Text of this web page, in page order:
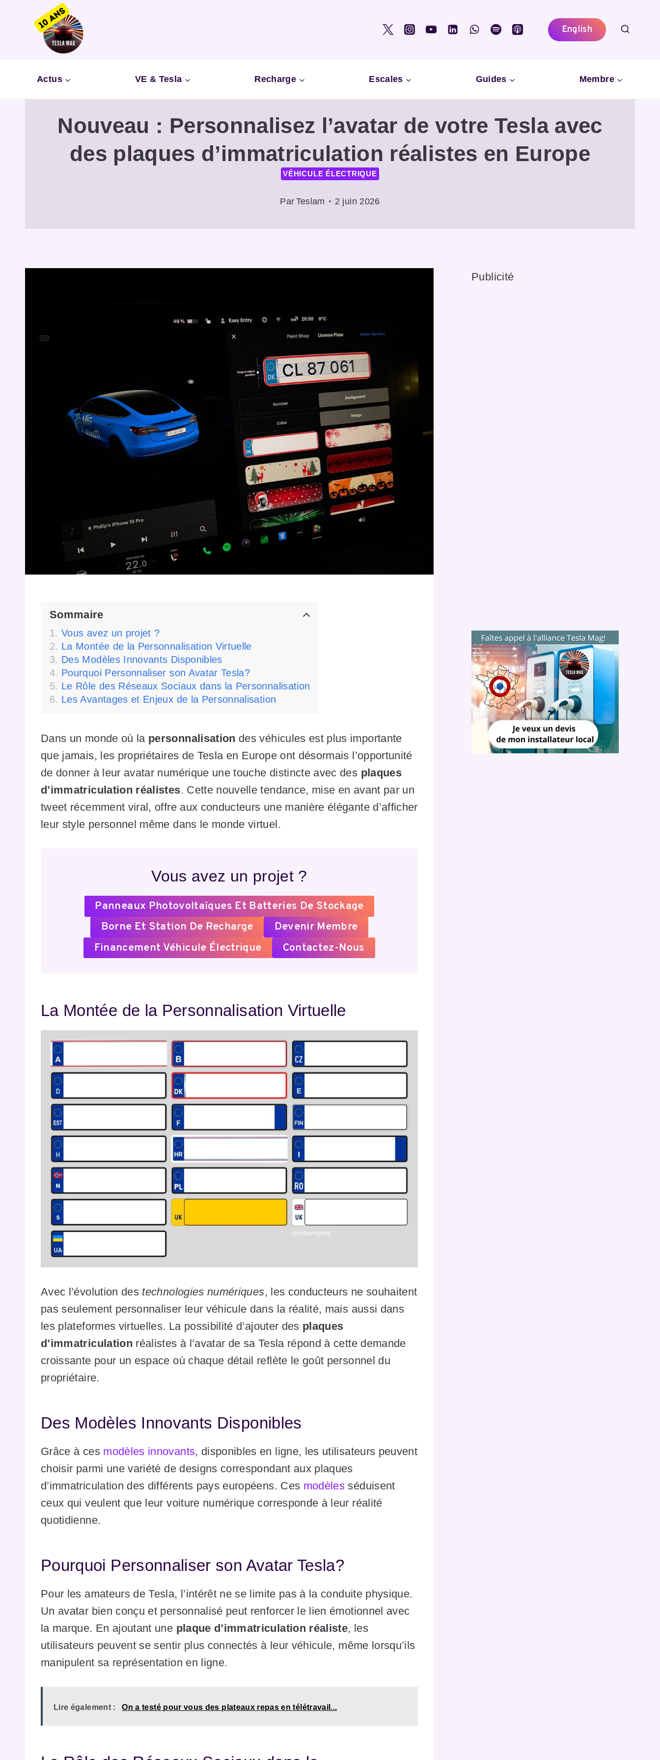
English
Actus VE & Tesla Recharge Escales Guides Membre
Nouveau : Personnalisez l’avatar de votre Tesla avec
des plaques d’immatriculation réalistes en Europe
VÉHICULE ÉLECTRIQUE
Par Teslam 2 juin 2026
Sommaire
Vous avez un projet ?
La Montée de la Personnalisation Virtuelle
Des Modèles Innovants Disponibles
Pourquoi Personnaliser son Avatar Tesla?
Le Rôle des Réseaux Sociaux dans la Personnalisation
Les Avantages et Enjeux de la Personnalisation
Dans un monde où la personnalisation des véhicules est plus importante
que jamais, les propriétaires de Tesla en Europe ont désormais l’opportunité
de donner à leur avatar numérique une touche distincte avec des plaques
d’immatriculation réalistes. Cette nouvelle tendance, mise en avant par un
tweet récemment viral, offre aux conducteurs une manière élégante d’afficher
leur style personnel même dans le monde virtuel.
Vous avez un projet ?
Panneaux Photovoltaïques Et Batteries De Stockage
Borne Et Station De Recharge
Devenir Membre
Financement Véhicule Électrique
Contactez-Nous
La Montée de la Personnalisation Virtuelle
Avec l’évolution des technologies numériques, les conducteurs ne souhaitent
pas seulement personnaliser leur véhicule dans la réalité, mais aussi dans
les plateformes virtuelles. La possibilité d’ajouter des plaques
d’immatriculation réalistes à l’avatar de sa Tesla répond à cette demande
croissante pour un espace où chaque détail reflète le goût personnel du
propriétaire.
Des Modèles Innovants Disponibles
Grâce à ces modèles innovants, disponibles en ligne, les utilisateurs peuvent
choisir parmi une variété de designs correspondant aux plaques
d’immatriculation des différents pays européens. Ces modèles séduisent
ceux qui veulent que leur voiture numérique corresponde à leur réalité
quotidienne.
Pourquoi Personnaliser son Avatar Tesla?
Pour les amateurs de Tesla, l’intérêt ne se limite pas à la conduite physique.
Un avatar bien conçu et personnalisé peut renforcer le lien émotionnel avec
la marque. En ajoutant une plaque d’immatriculation réaliste, les
utilisateurs peuvent se sentir plus connectés à leur véhicule, même lorsqu’ils
manipulent sa représentation en ligne.
Lire également : On a testé pour vous des plateaux repas en télétravail...
Publicité